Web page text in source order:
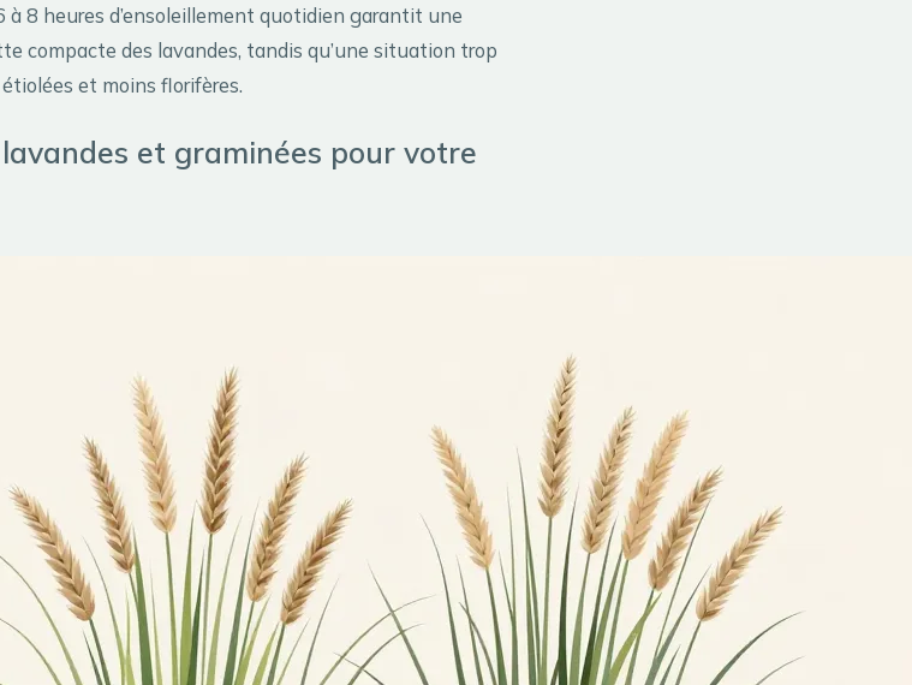
8 heures d’ensoleillement quotidien garantit une
compacte des lavandes, tandis qu’une situation trop
et moins florifères.
et graminées pour votre